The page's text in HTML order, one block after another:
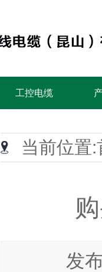
工控电缆
当前位置:
发